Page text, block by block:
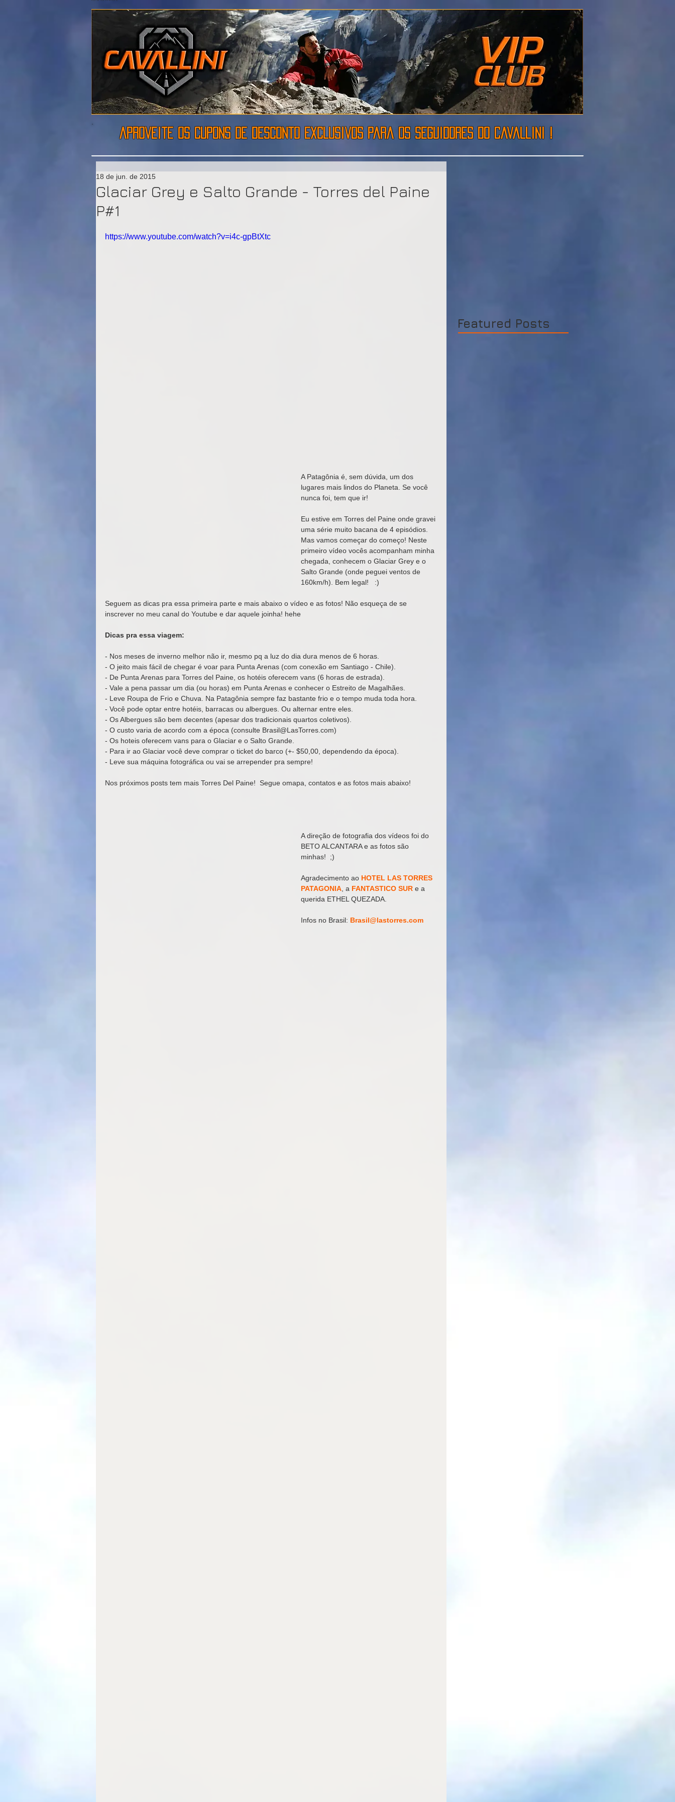
aproveite os cupons de desconto exclusivos para os seguidores do cavallini !
Glaciar Grey e Salto Grande - Torres del Paine
P#1
18 de jun. de 2015
https://www.youtube.com/watch?v=i4c-gpBtXtc
A Patagônia é, sem dúvida, um dos
lugares mais lindos do Planeta. Se você
nunca foi, tem que ir!
Eu estive em Torres del Paine onde gravei
uma série muito bacana de 4 episódios.
Mas vamos começar do começo! Neste
primeiro vídeo vocês acompanham minha
chegada, conhecem o Glaciar Grey e o
Salto Grande (onde peguei ventos de
160km/h). Bem legal!   :)
Seguem as dicas pra essa primeira parte e mais abaixo o vídeo e as fotos! Não esqueça de se
inscrever no meu canal do Youtube e dar aquele joinha! hehe
Dicas pra essa viagem:
- Nos meses de inverno melhor não ir, mesmo pq a luz do dia dura menos de 6 horas.
- O jeito mais fácil de chegar é voar para Punta Arenas (com conexão em Santiago - Chile).
- De Punta Arenas para Torres del Paine, os hotéis oferecem vans (6 horas de estrada).
- Vale a pena passar um dia (ou horas) em Punta Arenas e conhecer o Estreito de Magalhães.
- Leve Roupa de Frio e Chuva. Na Patagônia sempre faz bastante frio e o tempo muda toda hora.
- Você pode optar entre hotéis, barracas ou albergues. Ou alternar entre eles.
- Os Albergues são bem decentes (apesar dos tradicionais quartos coletivos).
- O custo varia de acordo com a época (consulte Brasil@LasTorres.com)
- Os hoteis oferecem vans para o Glaciar e o Salto Grande.
- Para ir ao Glaciar você deve comprar o ticket do barco (+- $50,00, dependendo da época).
- Leve sua máquina fotográfica ou vai se arrepender pra sempre!
Nos próximos posts tem mais Torres Del Paine!  Segue omapa, contatos e as fotos mais abaixo!
A direção de fotografia dos vídeos foi do
BETO ALCANTARA e as fotos são
minhas!  ;)
Agradecimento ao HOTEL LAS TORRES
PATAGONIA , a FANTASTICO SUR e a
querida ETHEL QUEZADA.
Infos no Brasil: Brasil@lastorres.com
Featured Posts